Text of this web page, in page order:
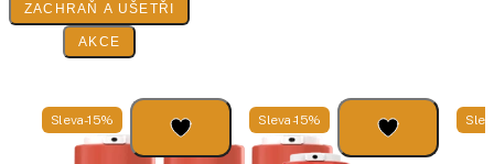
ZACHRAŇ A UŠETŘI
AKCE
Sleva -15% Sleva -15%